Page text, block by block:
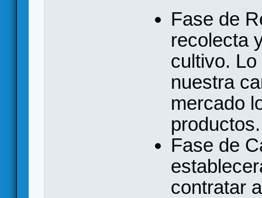
Fase de
recolecta
cultivo.
nuestra
mercado
productos.
Fase de
contratar